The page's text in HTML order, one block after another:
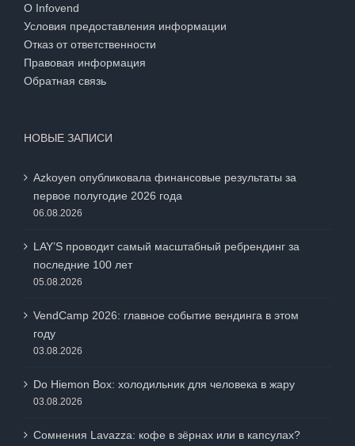
О Infovend
Условия предоставления информации
Отказ от ответственности
Правовая информация
Azkoyen опубликовала финансовые результаты за
первое полугодие 2026 года
LAY’S проводит самый масштабный ребрендинг за
последние 100 лет
VendCamp 2026: главное событие вендинга в этом
году
Do Hiemon Box: холодильник для человека в жару